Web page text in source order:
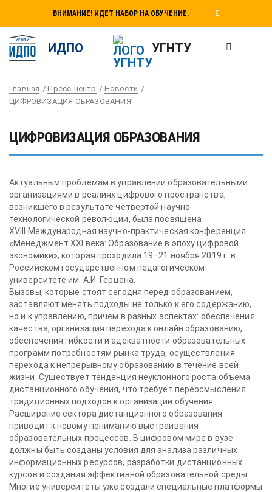
ВНИМАНИЕ! ИДЕТ НАБОР НА ОБУЧЕНИЕ.
ИДПО УГНТУ
Главная Пресс-центр
Новости
ЦИФРОВИЗАЦИЯ ОБРАЗОВАНИЯ
ЦИФРОВИЗАЦИЯ ОБРАЗОВАНИЯ
Актуальным проблемам в управлении образовательными
организациями в реалиях цифрового пространства,
возникшего в результате четвертой научно-
технологической революции, была посвящена
XVIII Международная научно-практическая конференция
«Менеджмент XXI века: Образование в эпоху цифровой
экономики», которая проходила 19–21 ноября 2019 г. в
Российском государственном педагогическом
университете им. А.И. Герцена.
Вызовы, которые стоят сегодня перед образованием,
заставляют менять подходы не только к его содержанию,
но и к управлению, причем в разных аспектах: обеспечения
качества, организация перехода к онлайн образованию,
обеспечения гибкости и адекватности образовательных
программ потребностям рынка труда, осуществления
перехода к непрерывному образованию в течение всей
жизни. Существует тенденция неуклонного роста объема
дистанционного обучения, что требует переосмысления
традиционных подходов к организации обучения.
Расширение сектора дистанционного образования
приводит к новому пониманию выстраивания
образовательных процессов. В цифровом мире в вузе
должны быть созданы условия для анализа различных
информационных ресурсов, разработки дистанционных
курсов и создания эффективной образовательной среды.
Многие университеты уже создали специальные платформы